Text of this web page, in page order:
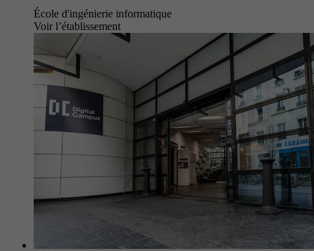
École d'ingénierie informatique
Voir l’établissement